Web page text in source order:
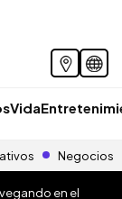
Vida
Negocios
en el